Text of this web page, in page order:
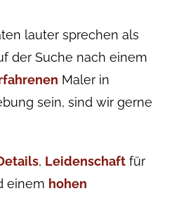
lauter sprechen als
der Suche nach einem
Maler in
sein, sind wir gerne
, Leidenschaft für
einem hohen